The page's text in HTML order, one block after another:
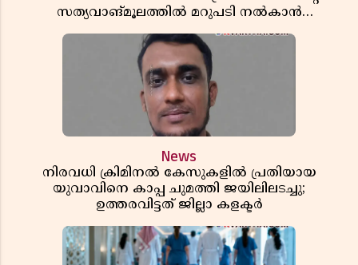
സത്യവാങ്മൂലത്തിൽ മറുപടി നൽകാൻ
News
നിരവധി ക്രിമിനൽ കേസുകളിൽ പ്രതിയായ
യുവാവിനെ കാപ്പ ചുമത്തി ജയിലിലടച്ചു;
ഉത്തരവിട്ടത് ജില്ലാ കളക്ടർ